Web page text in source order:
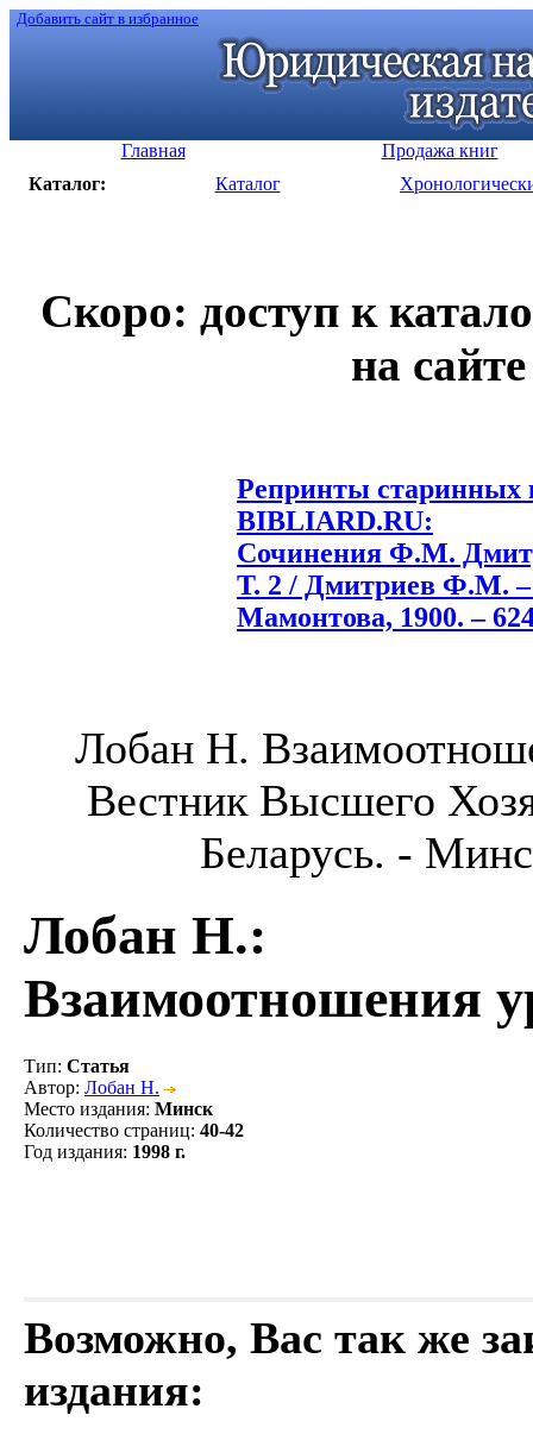
Добавить сайт в избранное
Главная
Продажа книг
Каталог:
Каталог
Скоро: доступ к
на
Репринты старинных
BIBLIARD.RU:
Сочинения Ф.М.
Т. 2 / Дмитриев Ф.М.
Мамонтова, 1900. –
Лобан Н.
Вестник Высшего
Беларусь. -
Лобан Н.:
Взаимоотношения
Тип: Статья
Автор: Лобан Н.
Место издания: Минск
Количество страниц: 40-42
Год издания: 1998 г.
Возможно, Вас так же
издания: